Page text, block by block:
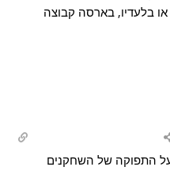
בלעדיו, בארסה קבוצה
על התפוקה של השחקנים